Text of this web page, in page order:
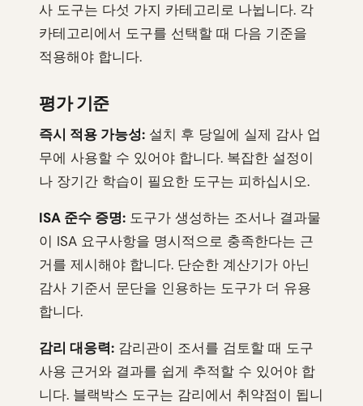
사 도구는 다섯 가지 카테고리로 나뉩니다. 각
카테고리에서 도구를 선택할 때 다음 기준을
적용해야 합니다.
평가 기준
즉시 적용 가능성: 설치 후 당일에 실제 감사 업
무에 사용할 수 있어야 합니다. 복잡한 설정이
나 장기간 학습이 필요한 도구는 피하십시오.
ISA 준수 증명: 도구가 생성하는 조서나 결과물
이 ISA 요구사항을 명시적으로 충족한다는 근
거를 제시해야 합니다. 단순한 계산기가 아닌
감사 기준서 문단을 인용하는 도구가 더 유용
합니다.
감리 대응력: 감리관이 조서를 검토할 때 도구
사용 근거와 결과를 쉽게 추적할 수 있어야 합
니다. 블랙박스 도구는 감리에서 취약점이 됩니